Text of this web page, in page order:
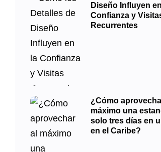
Diseño Influyen
Confianza y
Recurrentes
¿Cómo
máximo una
solo tres días en
en el Caribe?